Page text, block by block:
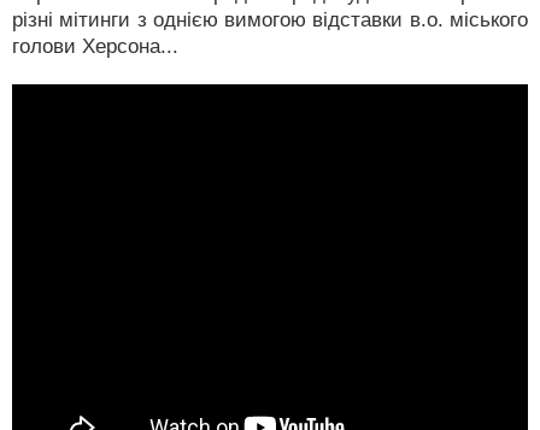
різні мітинги з однією вимогою відставки в.о. міського
голови Херсона...